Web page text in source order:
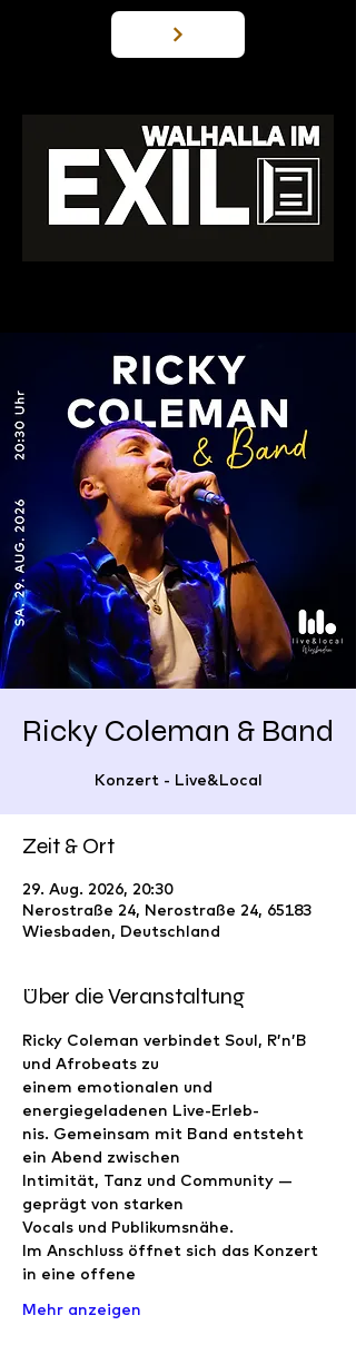
Ricky Coleman & Band
Konzert - Live&Local
Zeit & Ort
29. Aug. 2026, 20:30
Nerostraße 24, Nerostraße 24, 65183
Wiesbaden, Deutschland
Über die Veranstaltung
Ricky Coleman verbindet Soul, R’n’B
und Afrobeats zu
einem emotionalen und
energiegeladenen Live-Erleb-
nis. Gemeinsam mit Band entsteht
ein Abend zwischen
Intimität, Tanz und Community —
geprägt von starken
Vocals und Publikumsnähe.
Im Anschluss öffnet sich das Konzert
in eine offene
Mehr anzeigen